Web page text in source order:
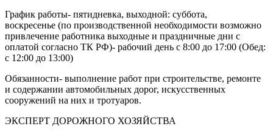
График работы- пятидневка, выходной: суббота,
воскресенье (по производственной необходимости возможно
привлечение работника выходные и праздничные дни с
оплатой согласно ТК РФ)- рабочий день с 8:00 до 17:00 (Обед:
с 12:00 до 13:00)
Обязанности- выполнение работ при строительстве, ремонте
и содержании автомобильных дорог, искусственных
сооружений на них и тротуаров.
ЭКСПЕРТ ДОРОЖНОГО ХОЗЯЙСТВА